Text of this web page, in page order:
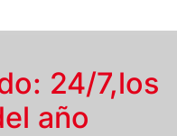
24/7,los
año